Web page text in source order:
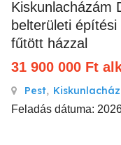
Kiskunlacházám Duna part közelében 546 nm
belterületi
fűtött házzal
31 900 000 Ft
Pest,
Feladás dátuma: